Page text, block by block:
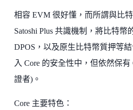
相容 EVM 很好懂，而所謂與比
Satoshi Plus 共識機制，將比特幣
DPOS，以及原生比特幣質押等
入 Core 的安全性中，但依然保
證者)。
Core 主要特色：